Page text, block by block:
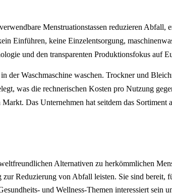
Menstruationstassen reduzieren Abfall,
Einführen, keine Einzelentsorgung,
und den transparenten Produktionsfokus auf
Waschmaschine waschen. Trockner und
was die rechnerischen Kosten pro Nutzung
Das Unternehmen hat seitdem das
Alternativen zu herkömmlichen
Reduzierung von Abfall leisten. Sie sind bereit,
und Wellness-Themen interessiert sein